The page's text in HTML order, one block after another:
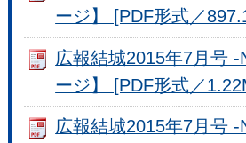
ージ】 [PDF形式／
広報結城2015年7月号
ージ】 [PDF形式／
広報結城2015年7月号 -